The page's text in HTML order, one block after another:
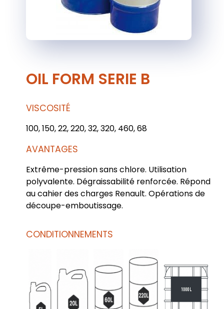
OIL FORM SERIE B
VISCOSITÉ
100, 150, 22, 220, 32, 320, 460, 68
AVANTAGES
Extrême-pression sans chlore. Utilisation
polyvalente. Dégraissabilité renforcée. Répond
au cahier des charges Renault. Opérations de
découpe-emboutissage.
CONDITIONNEMENTS